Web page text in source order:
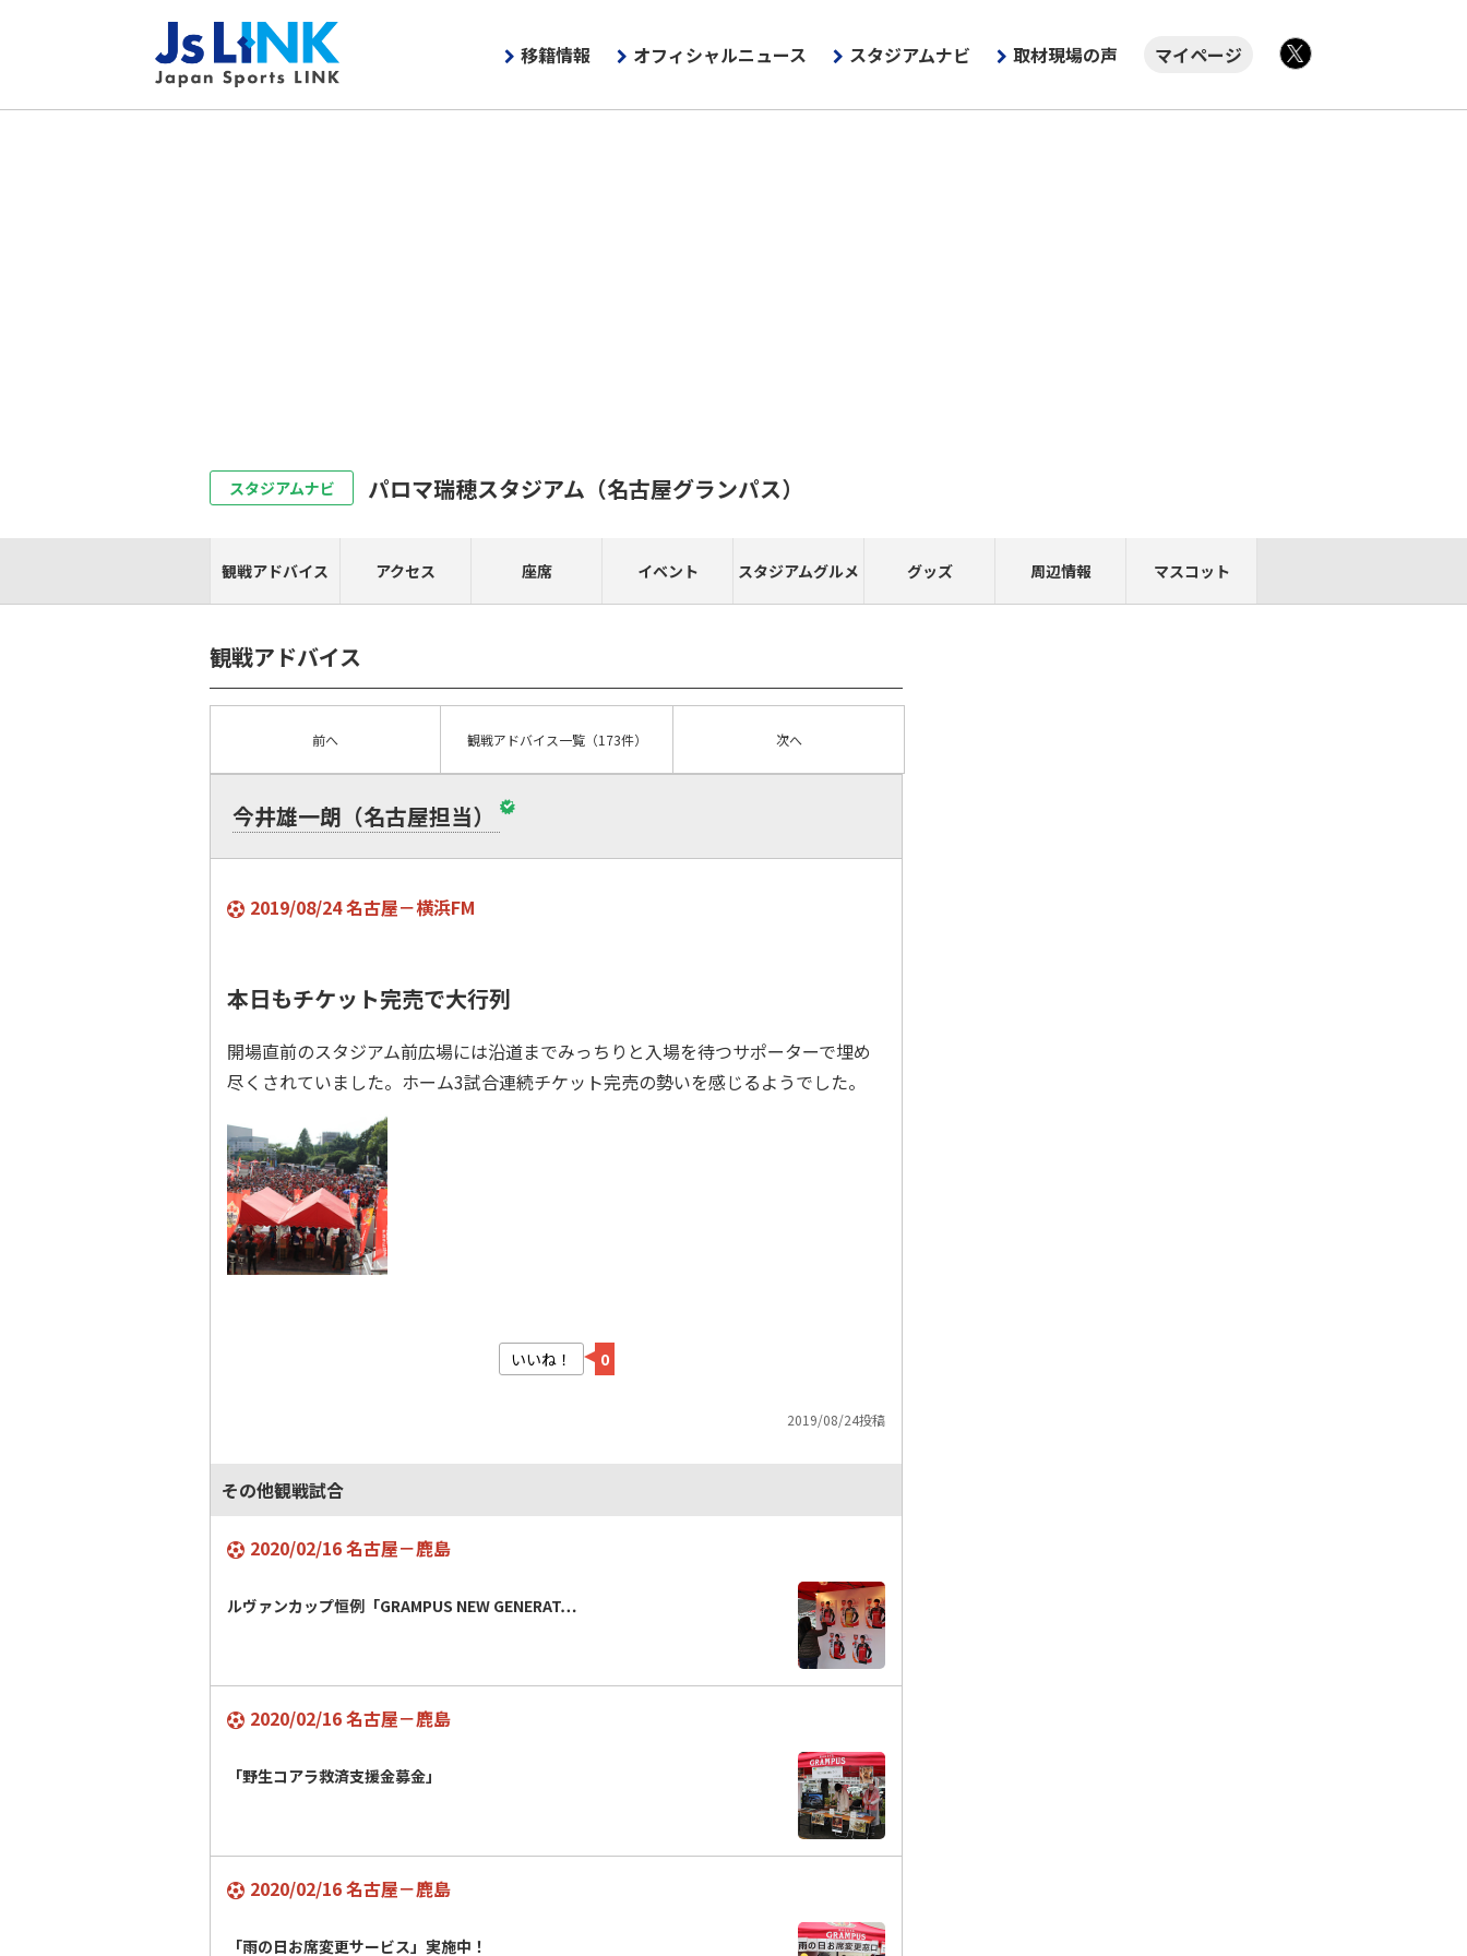
移籍情報 オフィシャルニュース スタジアムナビ 取材現場の声
マイページ
スタジアムナビ パロマ瑞穂スタジアム （名古屋グランパス）
観戦アドバイス アクセス 座席 イベント スタジアムグルメ グッズ 周辺情報 マスコット
観戦アドバイス
前へ 観戦アドバイス一覧（173件） 次へ
今井雄一朗（名古屋担当）
2019/08/24 名古屋－横浜FM
本日もチケット完売で大行列
開場直前のスタジアム前広場には沿道までみっちりと入場を待つサポーターで埋め
尽くされていました。ホーム3試合連続チケット完売の勢いを感じるようでした。
いいね！ 0
2019/08/24投稿
その他観戦試合
2020/02/16 名古屋－鹿島
ルヴァンカップ恒例「GRAMPUS NEW GENERAT…
2020/02/16 名古屋－鹿島
「野生コアラ救済支援金募金」
2020/02/16 名古屋－鹿島
「雨の日お席変更サービス」実施中！